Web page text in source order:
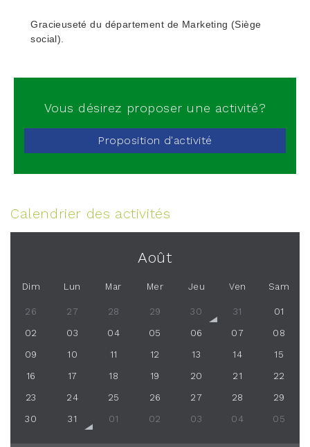
Gracieuseté du département de Marketing (Siège
social).
Vous désirez proposer une activité?
Proposition d'activité
Calendrier des activités
Août
Dim Lun Mar Mer Jeu Ven Sam
26 27 28 29 30 31 01
02 03 04 05 06 07 08
09 10 11 12 13 14 15
16 17 18 19 20 21 22
23 24 25 26 27 28 29
30 31 01 02 03 04 05